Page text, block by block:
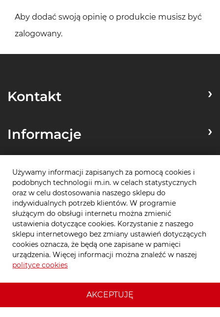
Aby dodać swoją opinię o produkcie musisz być
zalogowany.
Kontakt
Informacje
Zamówienia
Płatności
Używamy informacji zapisanych za pomocą cookies i
podobnych technologii m.in. w celach statystycznych
oraz w celu dostosowania naszego sklepu do
indywidualnych potrzeb klientów. W programie
służącym do obsługi internetu można zmienić
ustawienia dotyczące cookies. Korzystanie z naszego
sklepu internetowego bez zmiany ustawień dotyczących
cookies oznacza, że będą one zapisane w pamięci
urządzenia. Więcej informacji można znaleźć w naszej
polityce cookies
AKCEPTUJĘ